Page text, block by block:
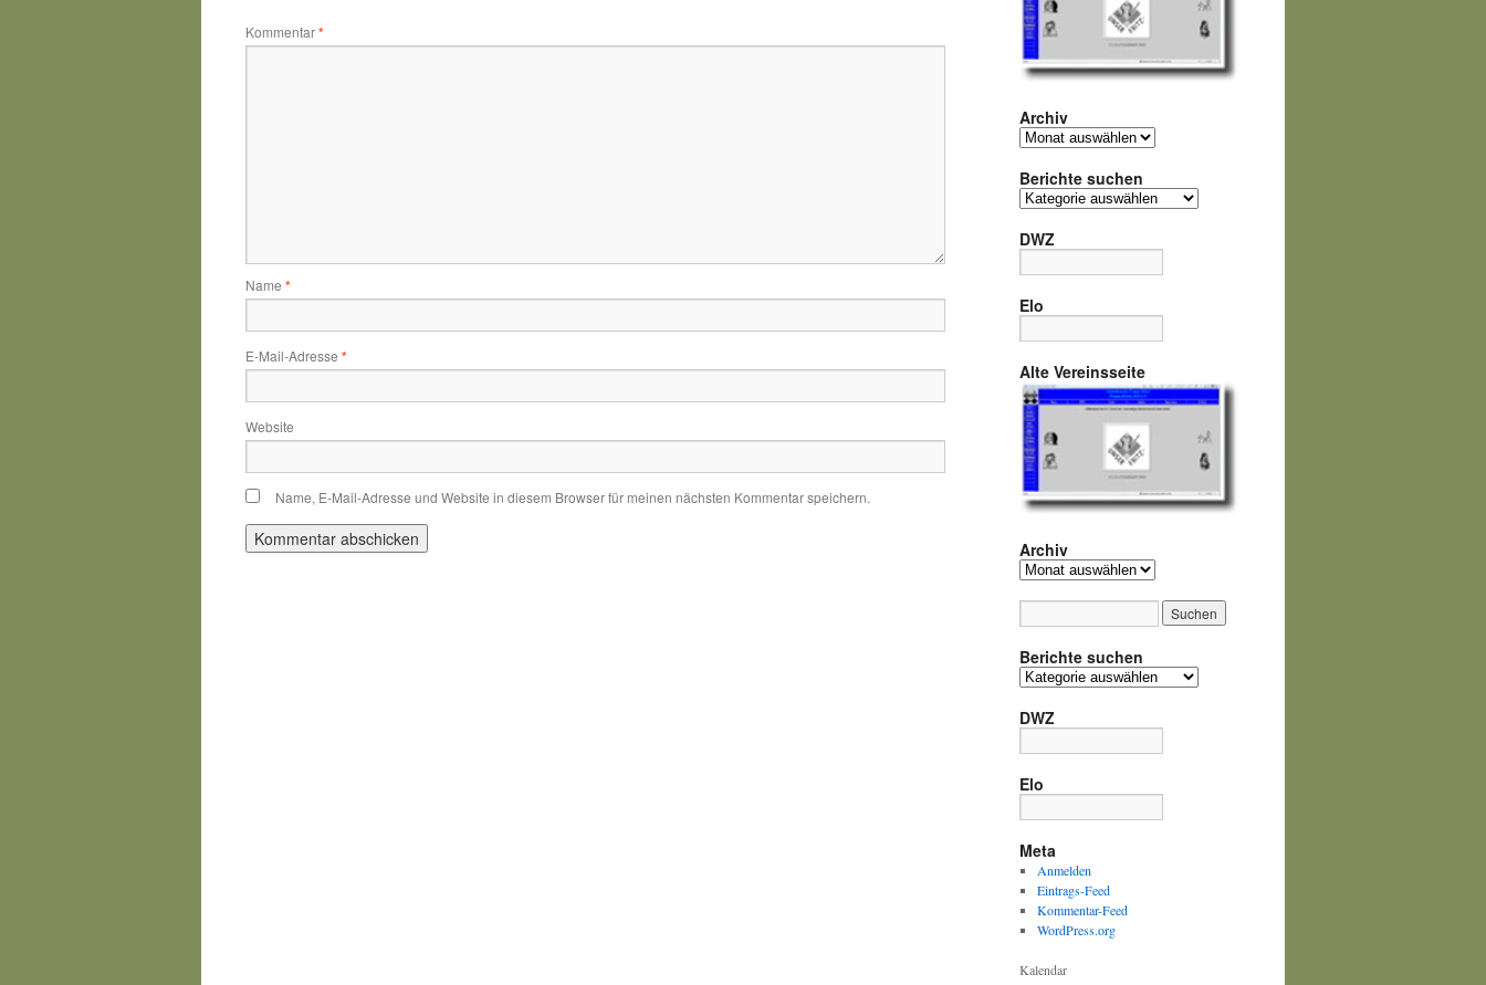
Kommentar*
Name *
E-Mail-Adresse *
Website
Name, E-Mail-Adresse und Website in diesem Browser für meinen nächsten Kommentar speichern.
Archiv
Archiv
Berichte suchen
Berichte
DWZ
Elo
Alte Vereinsseite
Archiv
Archiv
Berichte suchen
Berichte
DWZ
Elo
Meta
Anmelden
Eintrags-Feed
Kommentar-Feed
WordPress.org
Kalendar